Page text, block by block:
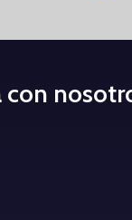
con